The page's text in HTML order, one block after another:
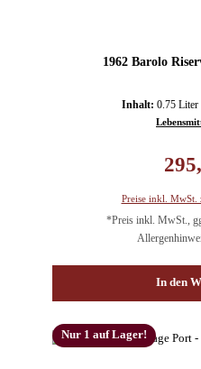
1962 Barolo
Inhalt: 0.75 Liter
Preise inkl. MwSt.
*Preis inkl. MwSt.,
In den
Nur 1 auf Lager!